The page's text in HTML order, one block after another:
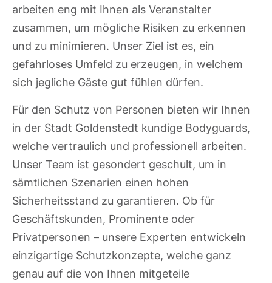
arbeiten eng mit Ihnen als Veranstalter
zusammen, um mögliche Risiken zu erkennen
und zu minimieren. Unser Ziel ist es, ein
gefahrloses Umfeld zu erzeugen, in welchem
sich jegliche Gäste gut fühlen dürfen.
Für den Schutz von Personen bieten wir Ihnen
in der Stadt Goldenstedt kundige Bodyguards,
welche vertraulich und professionell arbeiten.
Unser Team ist gesondert geschult, um in
sämtlichen Szenarien einen hohen
Sicherheitsstand zu garantieren. Ob für
Geschäftskunden, Prominente oder
Privatpersonen – unsere Experten entwickeln
einzigartige Schutzkonzepte, welche ganz
genau auf die von Ihnen mitgeteile